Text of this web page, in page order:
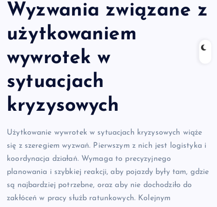
Wyzwania związane z
użytkowaniem
wywrotek w
sytuacjach
kryzysowych
Użytkowanie wywrotek w sytuacjach kryzysowych wiąże
się z szeregiem wyzwań. Pierwszym z nich jest logistyka i
koordynacja działań. Wymaga to precyzyjnego
planowania i szybkiej reakcji, aby pojazdy były tam, gdzie
są najbardziej potrzebne, oraz aby nie dochodziło do
zakłóceń w pracy służb ratunkowych. Kolejnym